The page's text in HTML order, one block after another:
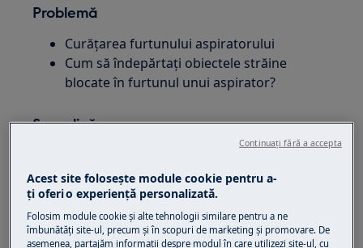
Problemă
Curățarea furtunului aspiratorului
Cum să îndepărtați obiectele străine
blocate în furtunul unui aspirator?
Se aplică
Aspirator fara sac
Soluție
Acest site folosește module cookie pentru a-
ţi oferi o experienţă personalizată.
Folosim module cookie și alte tehnologii similare pentru a ne
îmbunătăţi site-ul, precum și în scopuri de marketing și promovare. De
asemenea, partajăm informaţii despre modul în care utilizezi site-ul, cu
Continuați fără a accepta